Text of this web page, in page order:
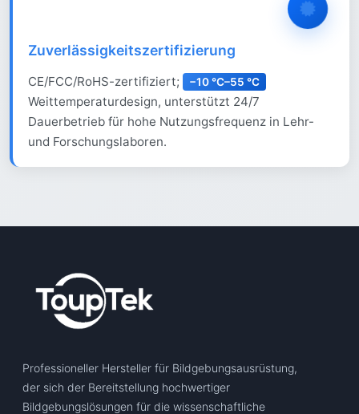
Zuverlässigkeitszertifizierung
CE/FCC/RoHS-zertifiziert; −10 °C–55 °C
Weittemperaturdesign, unterstützt 24/7
Dauerbetrieb für hohe Nutzungsfrequenz in Lehr-
und Forschungslaboren.
Professioneller Hersteller für Bildgebungsausrüstung,
der sich der Bereitstellung hochwertiger
Bildgebungslösungen für die wissenschaftliche